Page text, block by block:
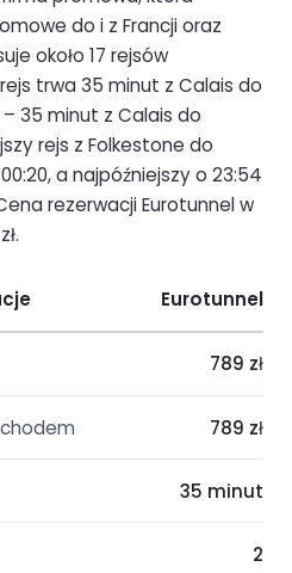
do i z Francji oraz
około 17 rejsów
trwa 35 minut z Calais do
35 minut z Calais do
rejs z Folkestone do
a najpóźniejszy o 23:54
rezerwacji Eurotunnel w
Eurotunnel
789 zł
789 zł
35 minut
2